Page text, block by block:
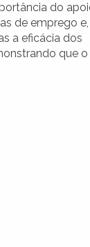
do
de emprego e,
a eficácia dos
que o